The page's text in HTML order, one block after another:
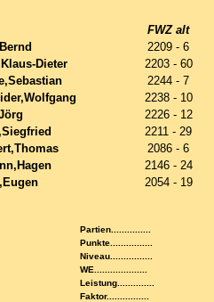
FWZ alt
2209 - 6
Dieter 2203 - 60
2244 - 7
2238 - 10
2226 - 12
2211 - 29
2086 - 6
2146 - 24
2054 - 19
Partien...............
Punkte................
Niveau................
WE....................
Leistung..............
Faktor................